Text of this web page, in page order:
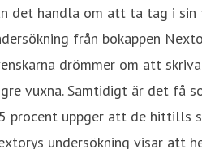
det handla om att ta tag i sin
från bokappen
drömmer om att
vuxna. Samtidigt är det få
procent uppger att de hittills
undersökning visar att